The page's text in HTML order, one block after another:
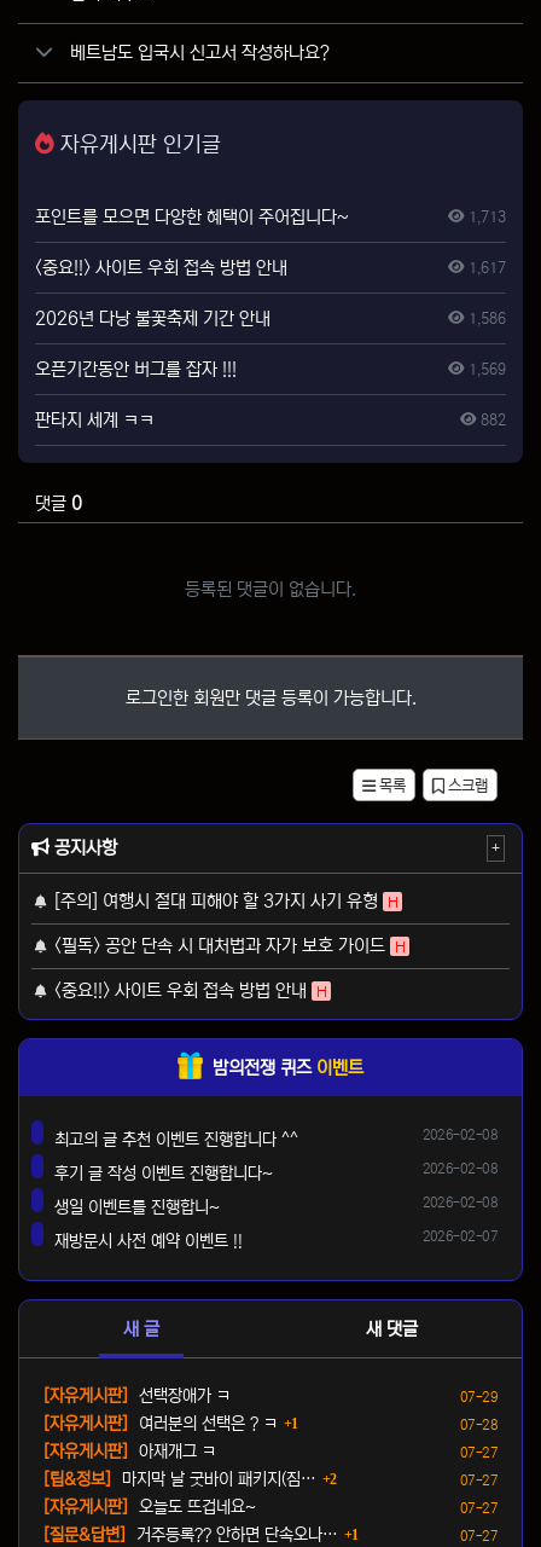
베트남도 입국시 신고서 작성하나요?
자유게시판 인기글
포인트를 모으면 다양한 혜택이 주어집니다~ 1,713
<중요!!> 사이트 우회 접속 방법 안내 1,617
2026년 다낭 불꽃축제 기간 안내 1,586
오픈기간동안 버그를 잡자 !!! 1,569
판타지 세계 ㅋㅋ 882
댓글 0
등록된 댓글이 없습니다.
로그인한 회원만 댓글 등록이 가능합니다.
목록 스크랩
공지사항 +
[주의] 여행시 절대 피해야 할 3가지 사기 유형 H
<필독> 공안 단속 시 대처법과 자가 보호 가이드 H
<중요!!> 사이트 우회 접속 방법 안내 H
밤의전쟁 퀴즈 이벤트
등록일
2026-02-08
최고의 글 추천 이벤트 진행합니다 ^^
등록일
2026-02-08
후기 글 작성 이벤트 진행합니다~
등록일
2026-02-08
생일 이벤트를 진행합니~
등록일
2026-02-07
재방문시 사전 예약 이벤트 !!
새 글 새 댓글
등록일
07-29
[자유게시판]
선택장애가 ㅋ
등록일
07-28
[자유게시판] 여러분의 선택은 ? ㅋ 1
등록일
07-27
[자유게시판]
아재개그 ㅋ
등록일
07-27
[팁&정보] 마지막 날 굿바이 패키지(짐… 2댓글
등록일
07-27
[자유게시판]
오늘도 뜨겁네요~
등록일
07-27
[질문&답변] 거주등록?? 안하면 단속오나… 1